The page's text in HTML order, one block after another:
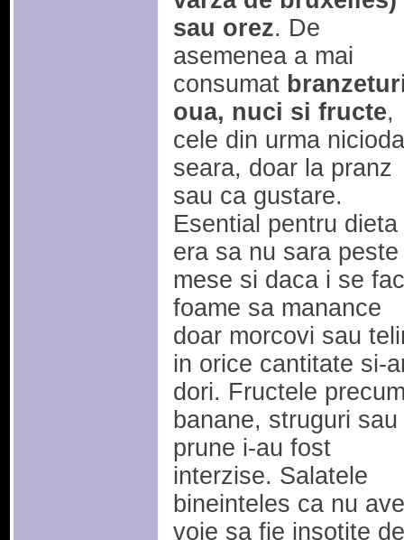
sau orez. De
asemenea a mai
consumat
oua, nuci si fructe,
cele din urma
seara, doar la pranz
sau ca gustare.
Esential pentru dieta
era sa nu sara peste
mese si daca i se
foame sa manance
doar morcovi sau
in orice cantitate si-
dori. Fructele
banane, struguri sau
prune i-au fost
interzise. Salatele
bineinteles ca nu
voie sa fie insotite de